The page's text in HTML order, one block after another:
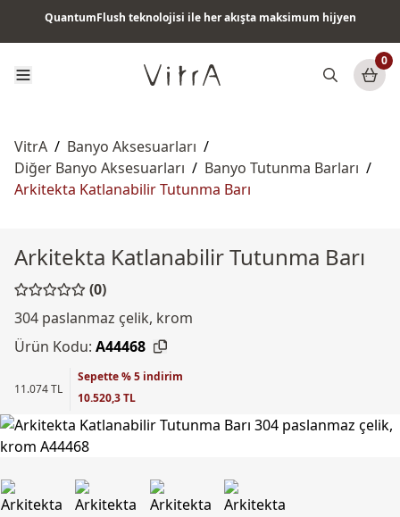
QuantumFlush teknolojisi ile her akışta maksimum hijyen
0
VitrA / Banyo Aksesuarları /
Diğer Banyo Aksesuarları / Banyo Tutunma Barları /
Arkitekta Katlanabilir Tutunma Barı
Arkitekta Katlanabilir Tutunma Barı
(0)
304 paslanmaz çelik, krom
Ürün Kodu: A44468
11.074 TL
Sepette % 5 indirim
10.520,3 TL